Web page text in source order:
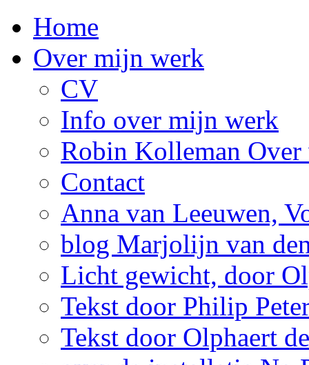
Home
Over mijn werk
CV
Info over mijn werk
Robin Kolleman
Contact
Anna van Leeuwen,
blog Marjolijn van
Licht gewicht, door
Tekst door Philip
Tekst door Olphaert